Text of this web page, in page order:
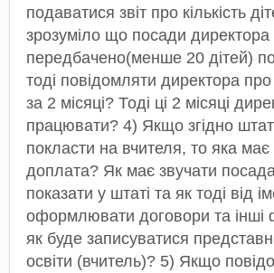
подаватися звіт про кількість
зрозуміло що посади директора
передбачено(менше 20 дітей)
тоді повідомляти директора
за 2 місяці? Тоді ці 2 місяці
працювати? 4) Якщо згідно
покласти на вчителя, то яка має
доплата? Як має звучати
показати у штаті та як тоді від
оформлювати договори та інші
як буде записуватися
освіти (вчитель)? 5) Якщо